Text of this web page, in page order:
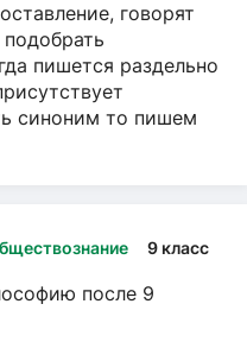
говорят
пишется раздельно
синоним то пишем
9 класс
после 9